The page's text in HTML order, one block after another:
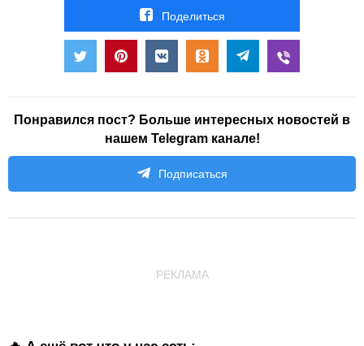
Поделиться
Понравился пост? Больше интересных новостей в
нашем Telegram канале!
Подписаться
РЕКЛАМА